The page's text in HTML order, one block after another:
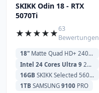
SKIKK Odin 18 - RTX
5070Ti
★★★★★63
Bewertungen
18" Matte Quad HD+ 240Hz (2560x1600)
Intel 24 Cores Ultra 9 275HX 2.1GHz (5.4GHz) 36MB Cache
16GB SKIKK Selected 5600MHz
1TB SAMSUNG9100 PRO